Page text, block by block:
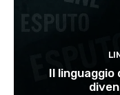
Il linguaggio